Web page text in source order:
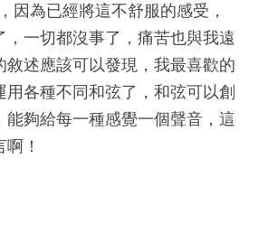
因為已經將這不舒服的感受，
，一切都沒事了，痛苦也與我遠
敘述應該可以發現，我最喜歡的
用各種不同和弦了，和弦可以創
能夠給每一種感覺一個聲音，這
！